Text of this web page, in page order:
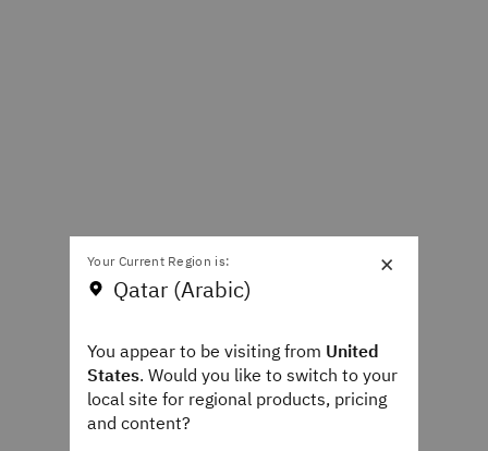
×
Your Current Region is:
Qatar (Arabic)
You appear to be visiting from United
States. Would you like to switch to your
local site for regional products, pricing
and content?